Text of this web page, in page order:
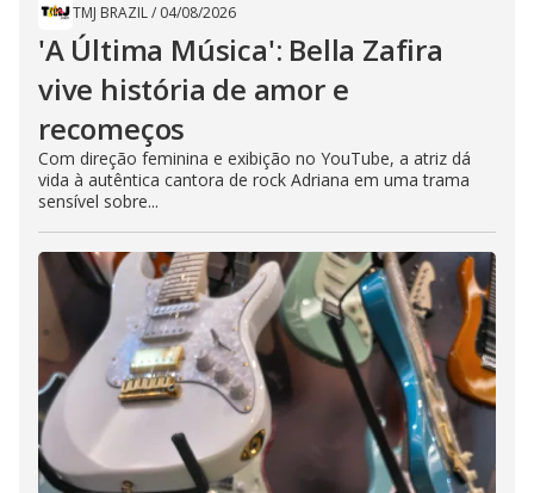
TMJ BRAZIL/ 04/08/2026
'A Última Música': Bella Zafira
vive história de amor e
recomeços
Com direção feminina e exibição no YouTube, a atriz dá
vida à autêntica cantora de rock Adriana em uma trama
sensível sobre...